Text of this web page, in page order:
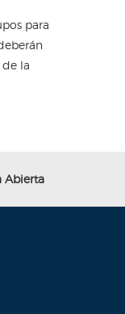
para
la
Abierta